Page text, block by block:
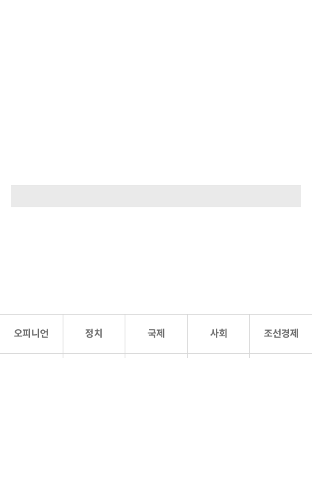
오피니언 정치 국제 사회 조선경제